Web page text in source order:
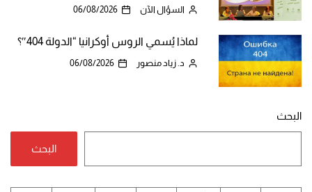
السؤال الآن 06/08/2026
لماذا يُسمي الروس أوكرانيا “الدولة 404″؟
د. زياد منصور 06/08/2026
البحث
البحث